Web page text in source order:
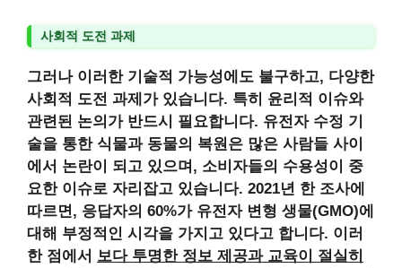
사회적 도전 과제
그러나 이러한 기술적 가능성에도 불구하고, 다양한
사회적 도전 과제가 있습니다. 특히 윤리적 이슈와
관련된 논의가 반드시 필요합니다. 유전자 수정 기
술을 통한 식물과 동물의 복원은 많은 사람들 사이
에서 논란이 되고 있으며, 소비자들의 수용성이 중
요한 이슈로 자리잡고 있습니다. 2021년 한 조사에
따르면, 응답자의 60%가 유전자 변형 생물(GMO)에
대해 부정적인 시각을 가지고 있다고 합니다. 이러
한 점에서 보다 투명한 정보 제공과 교육이 절실히